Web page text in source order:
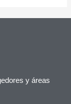
y áreas